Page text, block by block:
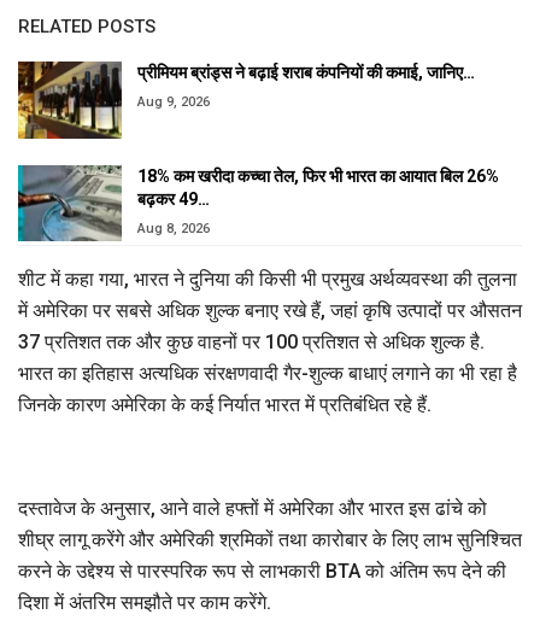
RELATED POSTS
प्रीमियम ब्रांड्स ने बढ़ाई शराब कंपनियों की कमाई, जानिए…
Aug 9, 2026
18% कम खरीदा कच्चा तेल, फिर भी भारत का आयात बिल 26%
बढ़कर 49…
Aug 8, 2026
शीट में कहा गया, भारत ने दुनिया की किसी भी प्रमुख अर्थव्यवस्था की तुलना
में अमेरिका पर सबसे अधिक शुल्क बनाए रखे हैं, जहां कृषि उत्पादों पर औसतन
37 प्रतिशत तक और कुछ वाहनों पर 100 प्रतिशत से अधिक शुल्क है.
भारत का इतिहास अत्यधिक संरक्षणवादी गैर-शुल्क बाधाएं लगाने का भी रहा है
जिनके कारण अमेरिका के कई निर्यात भारत में प्रतिबंधित रहे हैं.
दस्तावेज के अनुसार, आने वाले हफ्तों में अमेरिका और भारत इस ढांचे को
शीघ्र लागू करेंगे और अमेरिकी श्रमिकों तथा कारोबार के लिए लाभ सुनिश्चित
करने के उद्देश्य से पारस्परिक रूप से लाभकारी BTA को अंतिम रूप देने की
दिशा में अंतरिम समझौते पर काम करेंगे.